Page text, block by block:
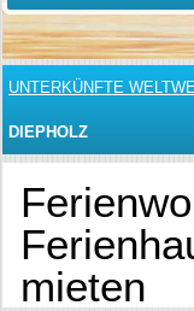
UNTERKÜNFTE
DIEPHOLZ
mieten